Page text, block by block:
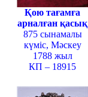
Қою тағамға
арналған қасық
875 сынамалы
күміс, Мәскеу
1788 жыл
КП – 18915